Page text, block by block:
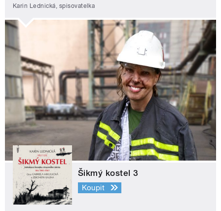
Karin Lednická, spisovatelka
Šikmý kostel 3
Koupit